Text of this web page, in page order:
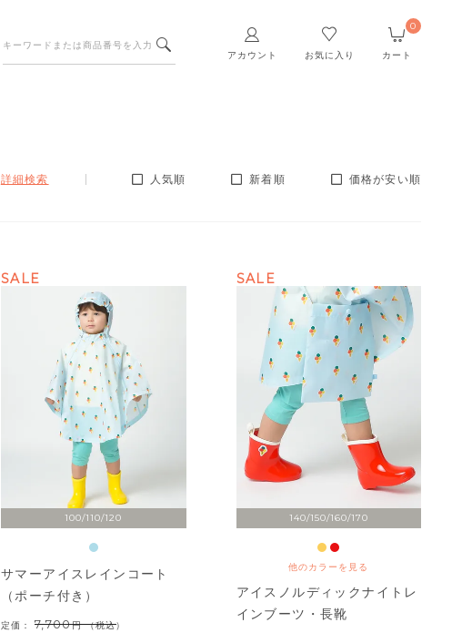
アカウント お気に入り カート
0
人気順 新着順 価格が安い順
詳細検索
100/110/120
SALE
サマーアイスレインコート
（ポーチ付き）
定価： 7,700 （税込）
140/150/160/170
他のカラーを見る
SALE
アイスノルディックナイトレ
インブーツ・長靴